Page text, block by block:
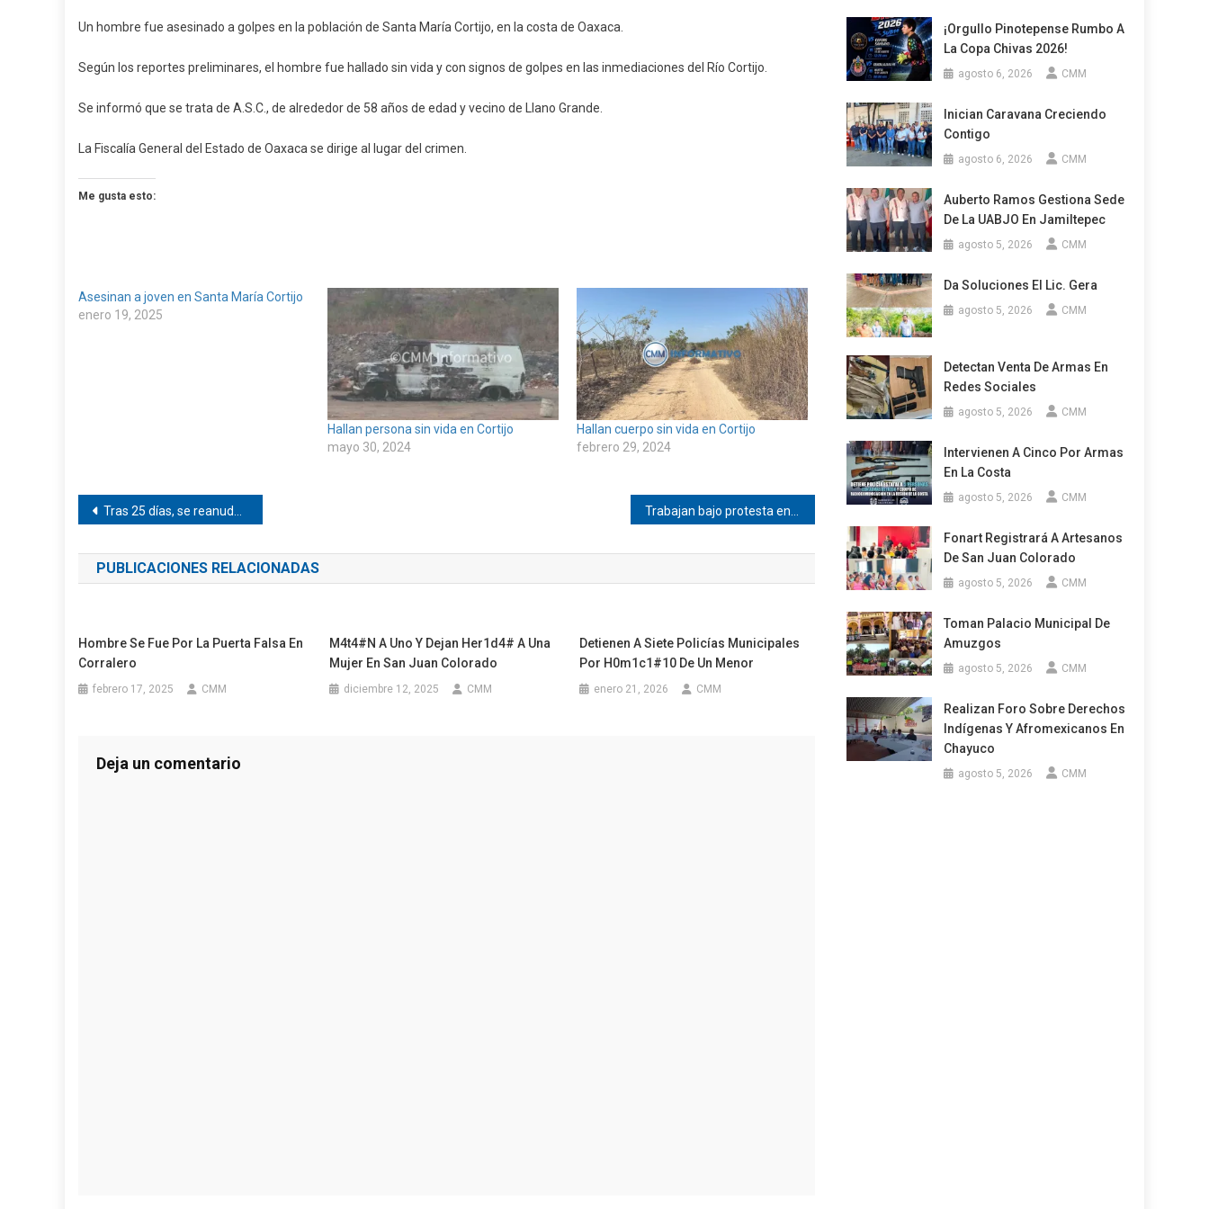
En
Un hombre fue asesinado a golpes en la población de Santa María Cortijo, en la costa de Oaxaca.
Según los reportes preliminares, el hombre fue hallado sin vida y con signos de golpes en las inmediaciones del Río Cortijo.
Se informó que se trata de A.S.C., de alrededor de 58 años de edad y vecino de Llano Grande.
La Fiscalía General del Estado de Oaxaca se dirige al lugar del crimen.
Me gusta esto:
Asesinan a joven en Santa María Cortijo
enero 19, 2025
Hallan persona sin vida en Cortijo
mayo 30, 2024
Hallan cuerpo sin vida en Cortijo
febrero 29, 2024
Navegación
de
entradas
Tras 25 días, se reanudan las clases en Pinotepa
PUBLICACIONES RELACIONADAS
Hombre Se Fue Por La Puerta Falsa En
Corralero
febrero 17, 2025 CMM
M4t4#n A Uno Y Dejan Her1d4# A Una
Mujer En San Juan Colorado
diciembre 12, 2025 CMM
Detienen A Siete Policías Municipales
Por H0m1c1#10 De Un Menor
enero 21, 2026 CMM
Deja un comentario
¡Orgullo Pinotepense Rumbo A
La Copa Chivas 2026!
agosto 6, 2026 CMM
Inician Caravana Creciendo
Contigo
agosto 6, 2026 CMM
Auberto Ramos Gestiona Sede
De La UABJO En Jamiltepec
agosto 5, 2026 CMM
Da Soluciones El Lic. Gera
agosto 5, 2026 CMM
Detectan Venta De Armas En
Redes Sociales
agosto 5, 2026 CMM
Intervienen A Cinco Por Armas
En La Costa
agosto 5, 2026 CMM
Fonart Registrará A Artesanos
De San Juan Colorado
agosto 5, 2026 CMM
Toman Palacio Municipal De
Amuzgos
agosto 5, 2026 CMM
Realizan Foro Sobre Derechos
Indígenas Y Afromexicanos En
Chayuco
agosto 5, 2026 CMM